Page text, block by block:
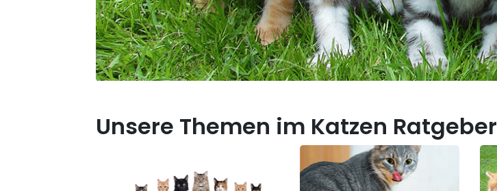
Unsere Themen im Katzen Ratgeber